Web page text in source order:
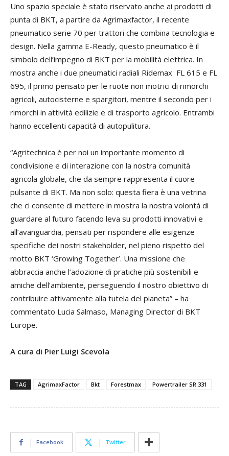
Uno spazio speciale è stato riservato anche ai prodotti di
punta di BKT, a partire da Agrimaxfactor, il recente
pneumatico serie 70 per trattori che combina tecnologia e
design. Nella gamma E-Ready, questo pneumatico è il
simbolo dell’impegno di BKT per la mobilità elettrica. In
mostra anche i due pneumatici radiali Ridemax FL 615 e FL
695, il primo pensato per le ruote non motrici di rimorchi
agricoli, autocisterne e spargitori, mentre il secondo per i
rimorchi in attività edilizie e di trasporto agricolo. Entrambi
hanno eccellenti capacità di autopulitura.
“Agritechnica è per noi un importante momento di
condivisione e di interazione con la nostra comunità
agricola globale, che da sempre rappresenta il cuore
pulsante di BKT. Ma non solo: questa fiera è una vetrina
che ci consente di mettere in mostra la nostra volontà di
guardare al futuro facendo leva su prodotti innovativi e
all’avanguardia, pensati per rispondere alle esigenze
specifiche dei nostri stakeholder, nel pieno rispetto del
motto BKT ‘Growing Together’. Una missione che
abbraccia anche l’adozione di pratiche più sostenibili e
amiche dell’ambiente, perseguendo il nostro obiettivo di
contribuire attivamente alla tutela del pianeta” – ha
commentato Lucia Salmaso, Managing Director di BKT
Europe.
A cura di Pier Luigi Scevola
TAG AgrimaxFactor Bkt Forestmax Powertrailer SR 331
Facebook Twitter